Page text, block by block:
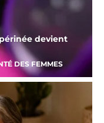
DES FEMMES
devient